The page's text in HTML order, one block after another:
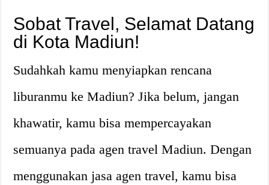
Sobat Travel, Selamat Datang
di Kota Madiun!
Sudahkah kamu menyiapkan rencana
liburanmu ke Madiun? Jika belum, jangan
khawatir, kamu bisa mempercayakan
semuanya pada agen travel Madiun. Dengan
menggunakan jasa agen travel, kamu bisa